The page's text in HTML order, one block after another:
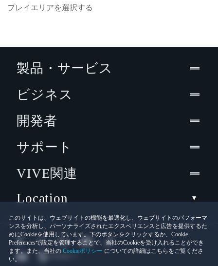
プレイエリアを選択する
このサイトは、ウェブサイトの機能を最適化し、ウェブサイトのパフォーマ
ンスを分析し、パーソナライズされたエクスペリエンスと広告を提供するた
めにCookieを使用しています。下のボタンをクリックするか、Cookie
Preferencesで設定を管理することで、当社のCookieを受け入れることができ
ます。また、当社の Cookieポリシー についての詳細はこちらをご覧くださ
い。
製品・サービス
ビジネス
開発者
サポート
VIVE関連
Location